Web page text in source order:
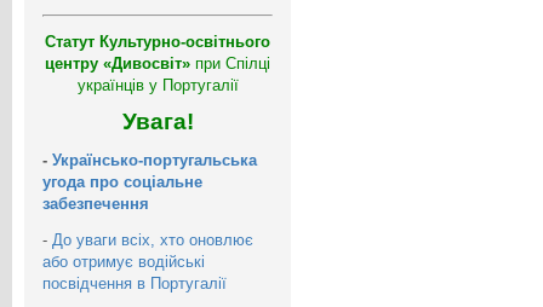
Статут Культурно-освітнього
центру «Дивосвіт» при Спілці
українців у Португалії
Увага!
- Українсько-португальська
угода про соціальне
забезпечення
- До уваги всіх, хто оновлює
або отримує водійські
посвідчення в Португалії